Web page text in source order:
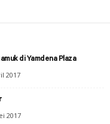
di Yamdena Plaza
2017
2017